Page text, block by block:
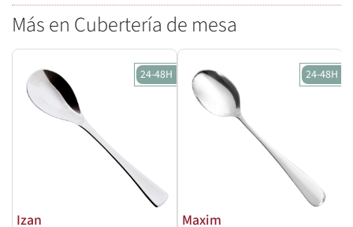
Más en Cubertería de mesa
24-48H
Izan
24-48H
Maxim